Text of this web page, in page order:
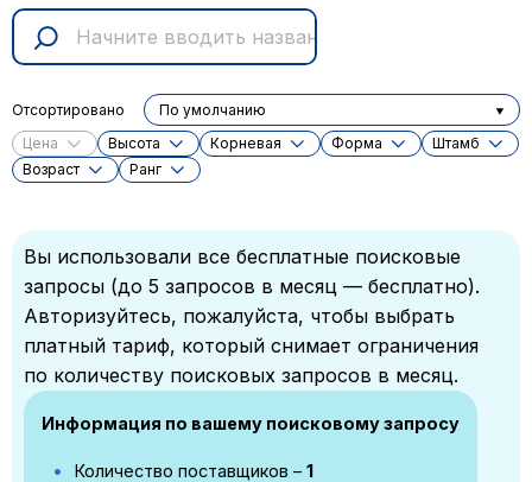
Цена Высота Корневая Форма
Штамб
Возраст
Ранг
Отсортировано По умолчанию
Вы использовали все бесплатные поисковые
запросы (до 5 запросов в месяц — бесплатно).
Авторизуйтесь, пожалуйста, чтобы выбрать
платный тариф, который снимает ограничения
по количеству поисковых запросов в месяц.
Информация по вашему поисковому запросу
Количество поставщиков – 1